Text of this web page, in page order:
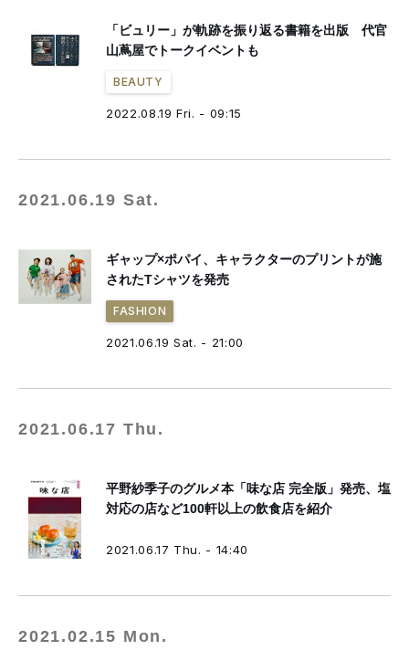
「ビュリー」が軌跡を振り返る書籍を出版 代官
山蔦屋でトークイベントも
BEAUTY
2022.08.19 Fri. - 09:15
2021.06.19 Sat.
ギャップ×ポパイ、キャラクターのプリントが施
されたTシャツを発売
FASHION
2021.06.19 Sat. - 21:00
2021.06.17 Thu.
平野紗季子のグルメ本「味な店 完全版」発売、塩
対応の店など100軒以上の飲食店を紹介
2021.06.17 Thu. - 14:40
2021.02.15 Mon.